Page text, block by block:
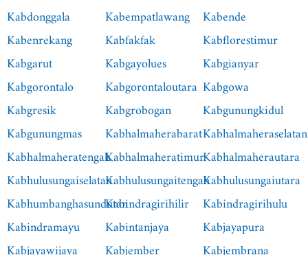
Kabdonggala
Kabempatlawang Kabende
Kabenrekang
Kabfakfak
Kabflorestimur
Kabgarut
Kabgayolues
Kabgianyar
Kabgorontalo
Kabgorontaloutara Kabgowa
Kabgresik
Kabgrobogan
Kabgunungkidul
Kabgunungmas
KabhalmaherabaratKabhalmaheraselatan
KabhalmaheratengahKabhalmaheratimurKabhalmaherautara
KabhulusungaiselatanKabhulusungaitengahKabhulusungaiutara
KabhumbanghasundutanKabindragirihilir Kabindragirihulu
Kabindramayu
Kabintanjaya
Kabjayapura